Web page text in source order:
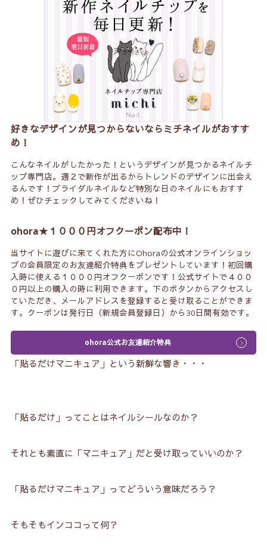
好きなデザインが見つからないならミチネイルがおすす
め！
こんなネイルがしたかった！というデザインが見つかるネイルチ
ップ専門店。週２で新作が出るからトレンドのデザインに出会え
るんです！ブライダルネイルなど特別な日のネイルにもおすす
め！ぜひチェックしてみてくださいね！
ohora★１０００円オフクーポン配布中！
当サイトに遊びに来てくれた方にOhoraの公式オンラインショッ
プの会員限定のお友達紹介特典をプレゼントしています！初回購
入時に使える１０００円オフクーポンです！公式サイトで４００
０円以上の購入の時に利用できます。下のボタンからアクセスし
ていただき、メールアドレスを登録すると受け取ることができま
す。クーポンは発行日（新規会員登録日）から30日間有効です。
ohora公式お友達紹介特典
「貼るだけマニキュア」という新鮮な響き・・・
「貼るだけ」ってことはネイルシールなのか？
それとも素直に「マニキュア」だと受け取っていいのか？
「貼るだけマニキュア」ってどういう意味だろう？
そもそもインココって何？